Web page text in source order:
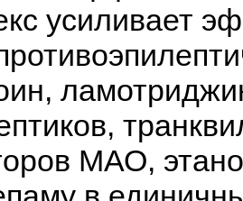
усиливает
МАО,